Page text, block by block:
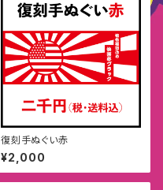
復刻手ぬぐい赤
¥2,000